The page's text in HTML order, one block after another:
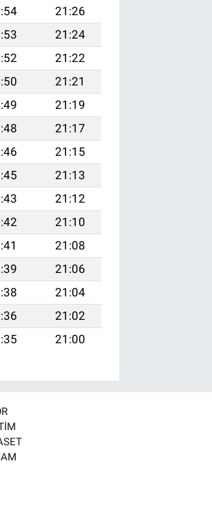
21:26
21:24
21:22
21:21
21:19
21:17
21:15
21:13
21:12
21:10
21:08
21:06
21:04
21:02
21:00